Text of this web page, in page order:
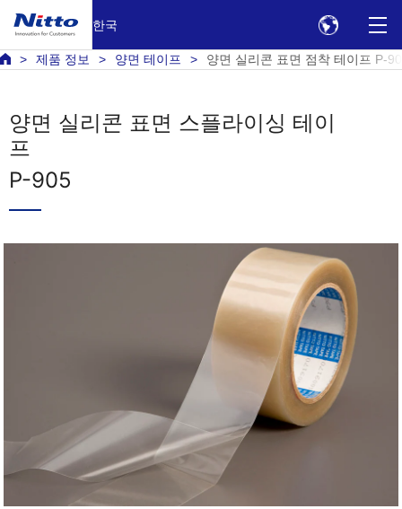
한국
제품 정보 양면 테이프 양면 실리콘 표면 점착 테이프 P-
양면 실리콘 표면 스플라이싱 테이
프
P-905